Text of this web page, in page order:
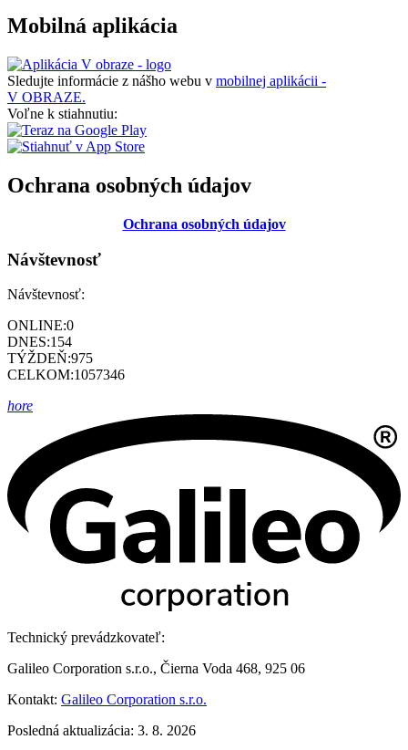
Mobilná aplikácia
Sledujte informácie z nášho webu v mobilnej aplikácii -
V OBRAZE.
Voľne k stiahnutiu:
Ochrana osobných údajov
Ochrana osobných údajov
Návštevnosť
Návštevnosť:
ONLINE:0
DNES:154
TÝŽDEŇ:975
CELKOM:1057346
hore
Technický prevádzkovateľ:
Galileo Corporation s.r.o., Čierna Voda 468, 925 06
Kontakt: Galileo Corporation s.r.o.
Posledná aktualizácia: 3. 8. 2026